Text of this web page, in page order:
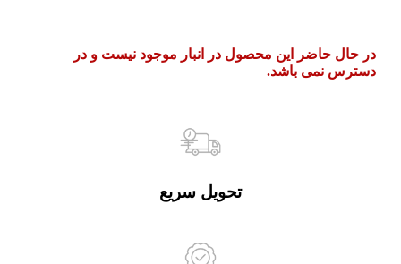
در حال حاضر این محصول در انبار موجود نیست و در
دسترس نمی باشد.
تحویل سریع